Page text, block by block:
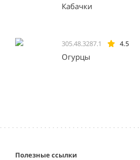
Кабачки
305.48.3287.1 4.5
Огурцы
Полезные ссылки